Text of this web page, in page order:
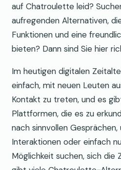
auf Chatroulette leid?
aufregenden Alternativen,
Funktionen und eine
bieten? Dann sind Sie hier
Im heutigen digitalen
einfach, mit neuen Leuten
Kontakt zu treten, und es
Plattformen, die es zu
nach sinnvollen
Interaktionen oder einfach
Möglichkeit suchen, sich die